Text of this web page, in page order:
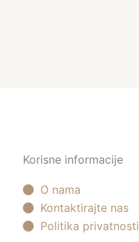
Korisne informacije
O nama
Kontaktirajte nas
Politika privatnosti